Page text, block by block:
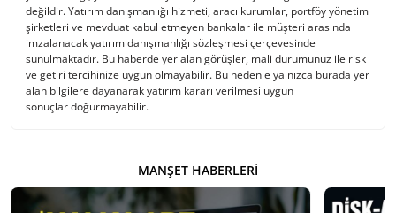
değildir. Yatırım danışmanlığı hizmeti, aracı kurumlar, portföy yönetim
şirketleri ve mevduat kabul etmeyen bankalar ile müşteri arasında
imzalanacak yatırım danışmanlığı sözleşmesi çerçevesinde
sunulmaktadır. Bu haberde yer alan görüşler, mali durumunuz ile risk
ve getiri tercihinize uygun olmayabilir. Bu nedenle yalnızca burada yer
alan bilgilere dayanarak yatırım kararı verilmesi uygun
sonuçlar doğurmayabilir.
MANŞET HABERLERI